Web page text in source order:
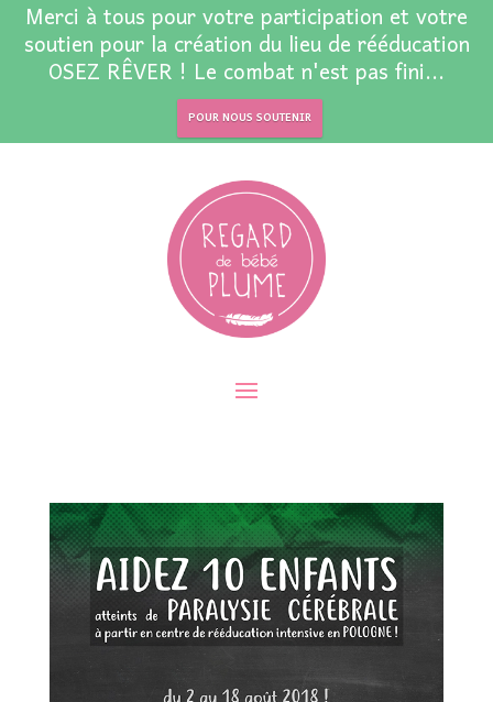
Merci à tous pour votre participation et votre
soutien pour la création du lieu de rééducation
OSEZ RÊVER ! Le combat n'est pas fini...
POUR NOUS SOUTENIR